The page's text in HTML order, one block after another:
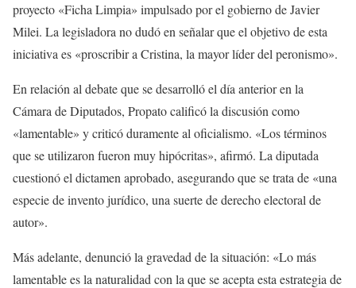
proyecto «Ficha Limpia» impulsado por el gobierno de Javier
Milei. La legisladora no dudó en señalar que el objetivo de esta
iniciativa es «proscribir a Cristina, la mayor líder del peronismo».
En relación al debate que se desarrolló el día anterior en la
Cámara de Diputados, Propato calificó la discusión como
«lamentable» y criticó duramente al oficialismo. «Los términos
que se utilizaron fueron muy hipócritas», afirmó. La diputada
cuestionó el dictamen aprobado, asegurando que se trata de «una
especie de invento jurídico, una suerte de derecho electoral de
autor».
Más adelante, denunció la gravedad de la situación: «Lo más
lamentable es la naturalidad con la que se acepta esta estrategia de